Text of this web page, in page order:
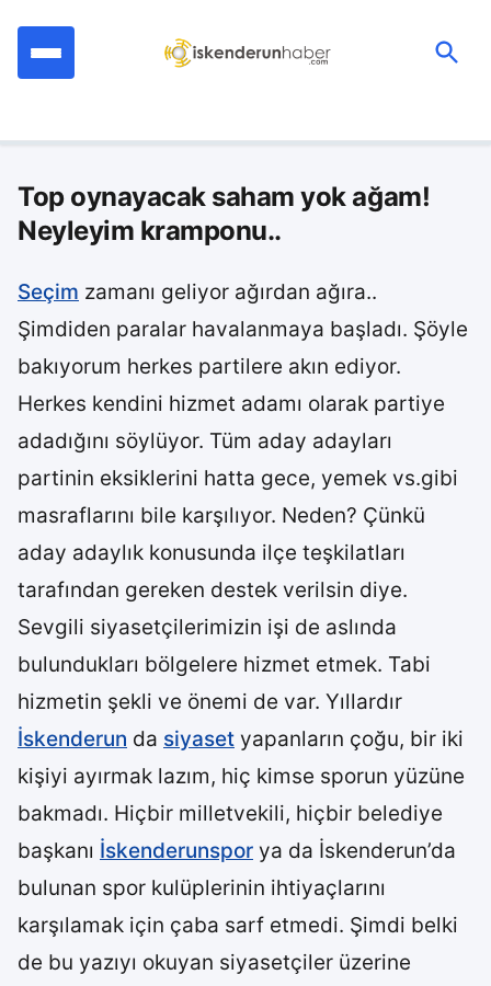
Top oynayacak saham yok ağam!
Neyleyim kramponu..
Seçim zamanı geliyor ağırdan ağıra..
Şimdiden paralar havalanmaya başladı. Şöyle
bakıyorum herkes partilere akın ediyor.
Herkes kendini hizmet adamı olarak partiye
adadığını söylüyor. Tüm aday adayları
partinin eksiklerini hatta gece, yemek vs.gibi
masraflarını bile karşılıyor. Neden? Çünkü
aday adaylık konusunda ilçe teşkilatları
tarafından gereken destek verilsin diye.
Sevgili siyasetçilerimizin işi de aslında
bulundukları bölgelere hizmet etmek. Tabi
hizmetin şekli ve önemi de var. Yıllardır
İskenderun da siyaset yapanların çoğu, bir iki
kişiyi ayırmak lazım, hiç kimse sporun yüzüne
bakmadı. Hiçbir milletvekili, hiçbir belediye
başkanı İskenderunspor ya da İskenderun’da
bulunan spor kulüplerinin ihtiyaçlarını
karşılamak için çaba sarf etmedi. Şimdi belki
de bu yazıyı okuyan siyasetçiler üzerine